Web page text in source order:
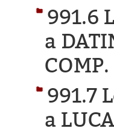
991.6
a
COMP.
991.7
a